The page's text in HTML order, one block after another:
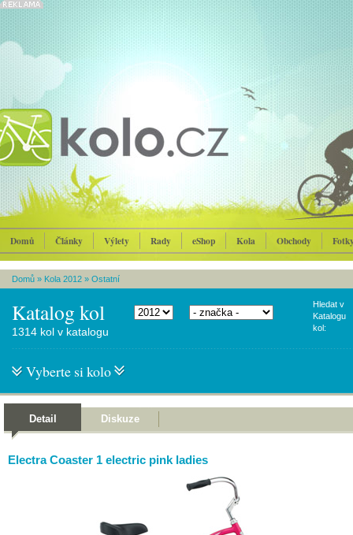
Domů Články Výlety Rady eShop Kola Obchody
Domů » Kola 2012 » Ostatní
Katalog kol
Hledat v
Katalogu
kol:
1314 kol v katalogu
Vyberte si kolo
Detail Diskuze
Electra Coaster 1 electric pink ladies